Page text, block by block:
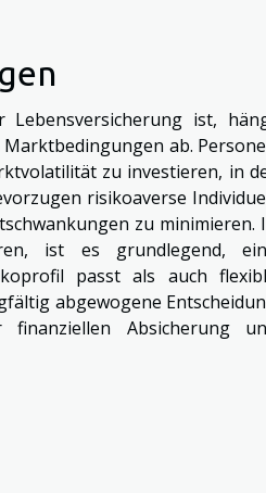
ist,
ab.
zu investieren, in
risikoaverse
zu minimieren.
ist es grundlegend,
passt als auch
abgewogene
Absicherung